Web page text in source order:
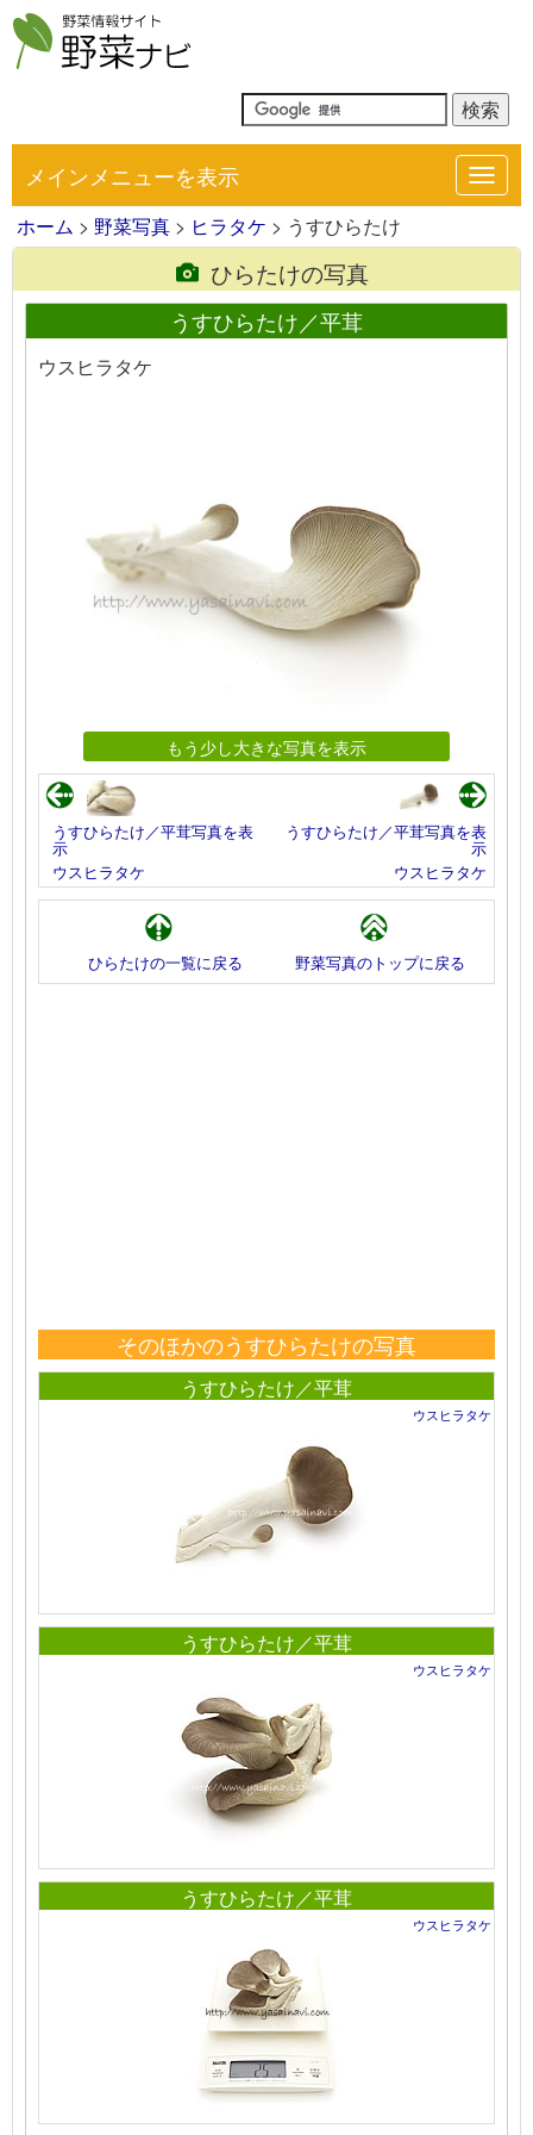
メインメニューを表示
ホーム > 野菜写真 > ヒラタケ > うすひらたけ
ひらたけの写真
うすひらたけ／平茸
ウスヒラタケ
もう少し大きな写真を表示
うすひらたけ／平茸写真を表
示
ウスヒラタケ
うすひらたけ／平茸写真を表
示
ウスヒラタケ
ひらたけの一覧に戻る 野菜写真のトップに戻る
そのほかのうすひらたけの写真
うすひらたけ／平茸
ウスヒラタケ
うすひらたけ／平茸
ウスヒラタケ
うすひらたけ／平茸
ウスヒラタケ